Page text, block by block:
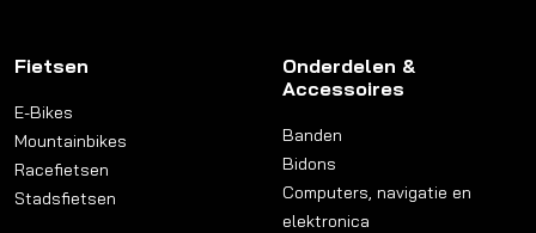
Fietsen
E-Bikes
Mountainbikes
Racefietsen
Stadsfietsen
Onderdelen &
Accessoires
Banden
Bidons
Computers, navigatie en
elektronica